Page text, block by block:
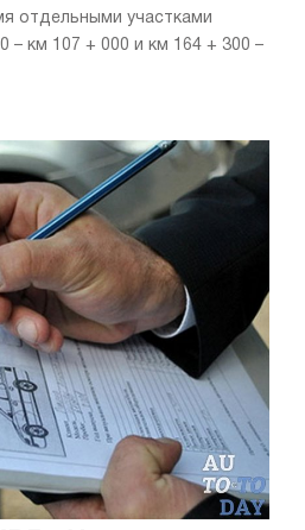
отдельными участками
– км 107 + 000 и км 164 + 300 –